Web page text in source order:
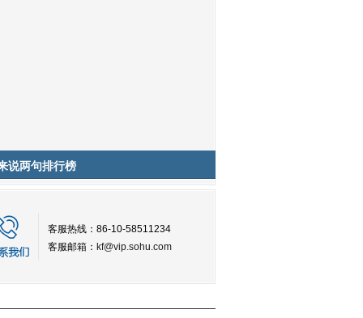
说两句排行榜
客服热线：86-10-58511234
客服邮箱： kf@vip.sohu.com